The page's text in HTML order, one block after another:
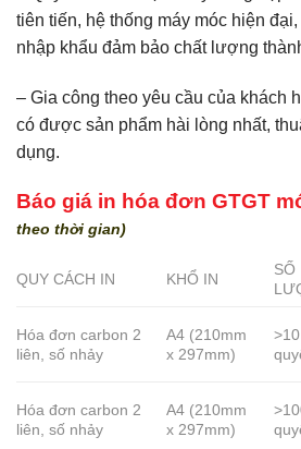
tiên tiến, hệ thống máy móc hiện
nhập khẩu đảm bảo chất lượng
– Gia công theo yêu cầu của khách
có được sản phẩm hài lòng nhất,
dụng.
Báo giá in hóa đơn GTGT
theo thời gian)
QUY CÁCH IN KHỔ IN
SỐ
Hóa đơn carbon 2
liên, số nhảy
A4 (210mm
x 297mm)
>10
Hóa đơn carbon 2
liên, số nhảy
A4 (210mm
x 297mm)